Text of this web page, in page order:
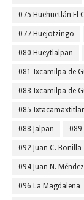
075 Huehuetlán El
077 Huejotzingo
080 Hueytlalpan
081 Ixcamilpa de
083 Ixcamilpa de
085
088 Jalpan 089
092 Juan C. Bonilla
094 Juan N. Méndez
096 La Magdalena